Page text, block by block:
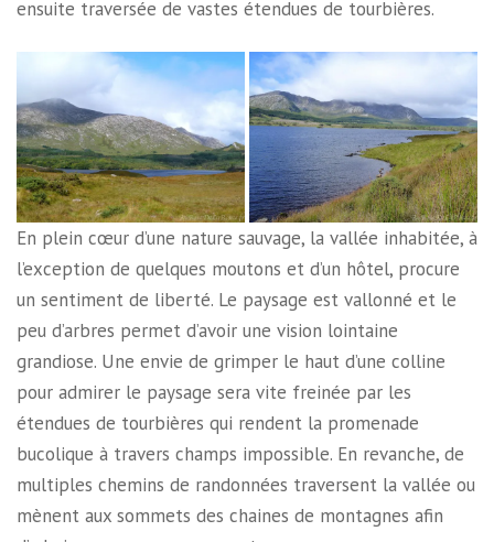
ensuite traversée de vastes étendues de tourbières.
En plein cœur d’une nature sauvage, la vallée inhabitée, à
l’exception de quelques moutons et d’un hôtel, procure
un sentiment de liberté. Le paysage est vallonné et le
peu d’arbres permet d’avoir une vision lointaine
grandiose. Une envie de grimper le haut d’une colline
pour admirer le paysage sera vite freinée par les
étendues de tourbières qui rendent la promenade
bucolique à travers champs impossible. En revanche, de
multiples chemins de randonnées traversent la vallée ou
mènent aux sommets des chaines de montagnes afin